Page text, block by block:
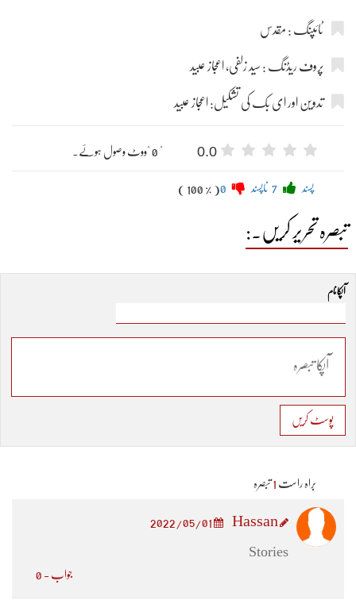
ٹائپنگ : مقدس
پروف ریڈنگ : سید زلفی، اعجاز عبید
تدوین اور ای بک کی تشکیل: اعجاز عبید
0.0 " 0 "ووٹ وصول ہوئے۔
پسند ناپسند ( 100 % )
تبصرہ تحریر کریں۔:
آپکا نام
پوسٹ کریں
براہ راست 1 تبصرہ
2022/05/01
Stories
جواب - 0